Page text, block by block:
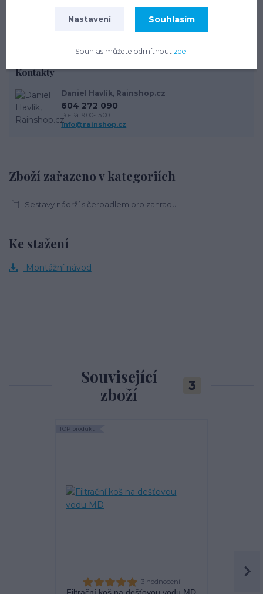
Použití v místech s vysokou hladinou spodní vody
Zboží zařazeno v kategoriích
Sestavy nádrží s čerpadlem pro zahradu
Kontakty
Daniel Havlík, Rainshop.cz
604 272 090
Po-Pá: 9.00-15.00
info@rainshop.cz
Ke stažení
Montážní návod
Související
zboží
3
TOP produkt
3 hodnocení
Filtrační koš na dešťovou vodu MD
Nastavení Souhlasím
Souhlas můžete odmítnout zde.